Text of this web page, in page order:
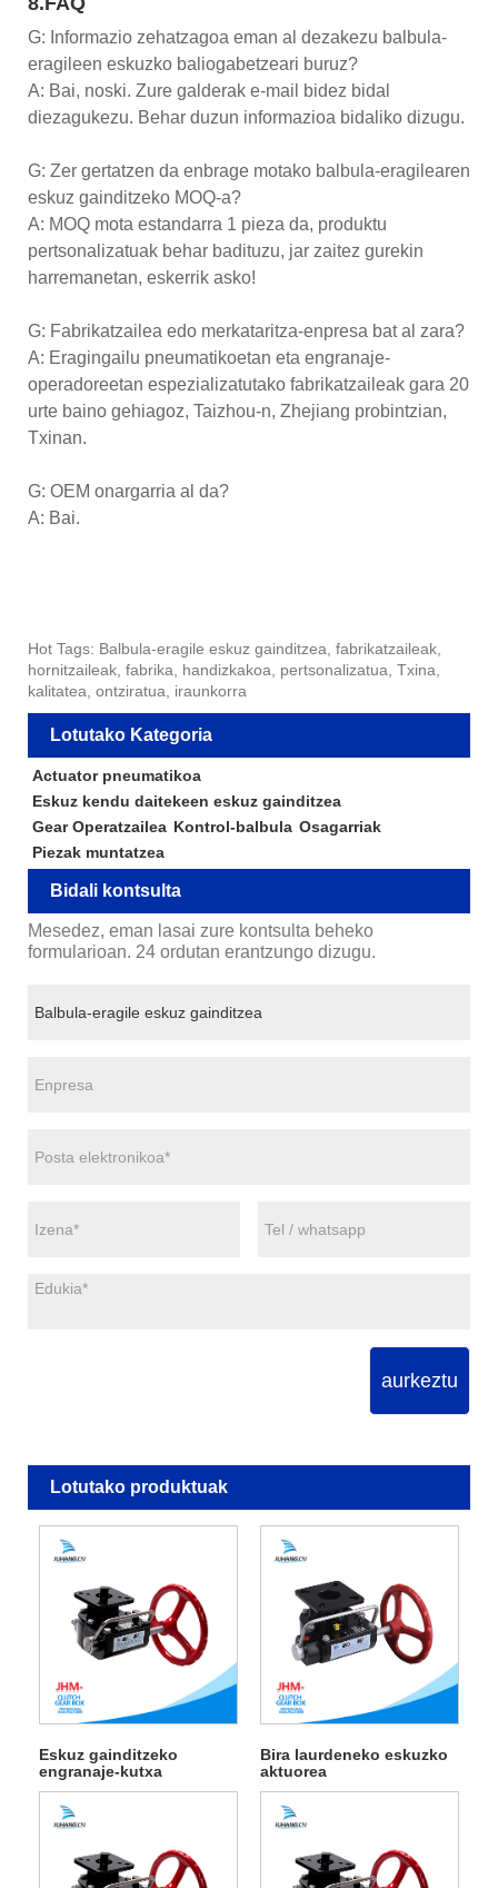
G: Informazio zehatzagoa eman al dezakezu balbula-
eragileen eskuzko baliogabetzeari buruz?
A: Bai, noski. Zure galderak e-mail bidez bidal
diezagukezu. Behar duzun informazioa bidaliko dizugu.
G: Zer gertatzen da enbrage motako balbula-eragilearen
eskuz gainditzeko MOQ-a?
A: MOQ mota estandarra 1 pieza da, produktu
pertsonalizatuak behar badituzu, jar zaitez gurekin
harremanetan, eskerrik asko!
G: Fabrikatzailea edo merkataritza-enpresa bat al zara?
A: Eragingailu pneumatikoetan eta engranaje-
operadoreetan espezializatutako fabrikatzaileak gara 20
urte baino gehiagoz, Taizhou-n, Zhejiang probintzian,
Txinan.
G: OEM onargarria al da?
A: Bai.
Hot Tags: Balbula-eragile eskuz gainditzea, fabrikatzaileak,
hornitzaileak, fabrika, handizkakoa, pertsonalizatua, Txina,
kalitatea, ontziratua, iraunkorra
Lotutako Kategoria
Actuator pneumatikoa
Eskuz kendu daitekeen eskuz gainditzea
Gear Operatzailea Kontrol-balbula Osagarriak
Piezak muntatzea
Bidali kontsulta
Mesedez, eman lasai zure kontsulta beheko
formularioan. 24 ordutan erantzungo dizugu.
aurkeztu
Lotutako produktuak
Eskuz gainditzeko
engranaje-kutxa
Bira laurdeneko eskuzko
aktuorea